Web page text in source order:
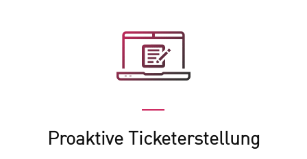
Proaktive Ticketerstellung